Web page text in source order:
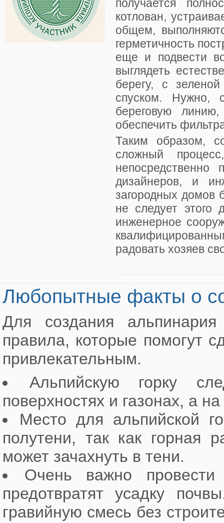
получается
котлован,
общем,
герметичность
еще и подвести
выглядеть
берегу, с
спуском. Нужно,
береговую
обеспечить
Таким образом,
сложный
дизайнеров, и
загородных домов
не следует этого
инженерное
радовать хозяев
Любопытные факты о
Для создания
правила, которые помогут
привлекательным.
Альпийскую горку
поверхностях и газонах, а
Место для альпийской
полутени, так как горная
может зачахнуть в тени.
Очень важно провести
предотвратят усадку
гравийную смесь без